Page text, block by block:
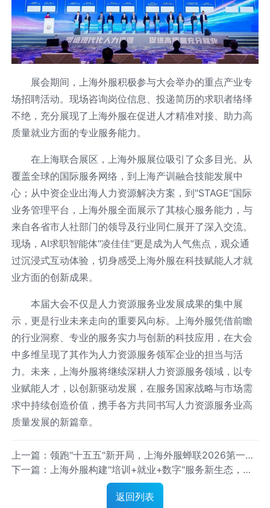
展会期间，上海外服积极参与大会举办的重点产业专
场招聘活动。现场咨询岗位信息、投递简历的求职者络绎
不绝，充分展现了上海外服在促进人才精准对接、助力高
质量就业方面的专业服务能力。
在上海联合展区，上海外服展位吸引了众多目光。从
覆盖全球的国际服务网络，到上海产训融合技能发展中
心；从中资企业出海人力资源解决方案，到"STAGE"国际
业务管理平台，上海外服全面展示了其核心服务能力，与
来自各省市人社部门的领导及行业同仁展开了深入交流。
现场，AI求职智能体"凌佳佳"更是成为人气焦点，观众通
过沉浸式互动体验，切身感受上海外服在科技赋能人才就
业方面的创新成果。
本届大会不仅是人力资源服务业发展成果的集中展
示，更是行业未来走向的重要风向标。上海外服凭借前瞻
的行业洞察、专业的服务实力与创新的科技应用，在大会
中多维呈现了其作为人力资源服务领军企业的担当与活
力。未来，上海外服将继续深耕人力资源服务领域，以专
业赋能人才，以创新驱动发展，在服务国家战略与市场需
求中持续创造价值，携手各方共同书写人力资源服务业高
质量发展的新篇章。
上一篇：领跑"十五五"新开局，上海外服蝉联2026第一资
源人力资源服务机构百强榜首
返回列表
下一篇：上海外服构建"培训+就业+数字"服务新生态，为
高质量充分就业注入专业动能